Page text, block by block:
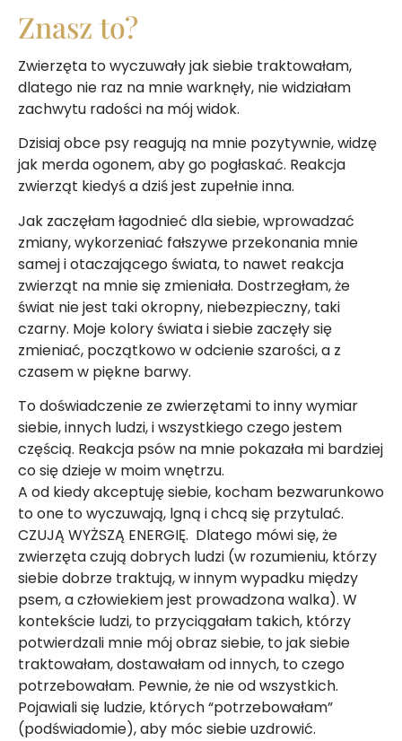
Znasz to?
Zwierzęta to wyczuwały jak siebie traktowałam,
dlatego nie raz na mnie warknęły, nie widziałam
zachwytu radości na mój widok.
Dzisiaj obce psy reagują na mnie pozytywnie, widzę
jak merda ogonem, aby go pogłaskać. Reakcja
zwierząt kiedyś a dziś jest zupełnie inna.
Jak zaczęłam łagodnieć dla siebie, wprowadzać
zmiany, wykorzeniać fałszywe przekonania mnie
samej i otaczającego świata, to nawet reakcja
zwierząt na mnie się zmieniała. Dostrzegłam, że
świat nie jest taki okropny, niebezpieczny, taki
czarny. Moje kolory świata i siebie zaczęły się
zmieniać, początkowo w odcienie szarości, a z
czasem w piękne barwy.
To doświadczenie ze zwierzętami to inny wymiar
siebie, innych ludzi, i wszystkiego czego jestem
częścią. Reakcja psów na mnie pokazała mi bardziej
co się dzieje w moim wnętrzu.
A od kiedy akceptuję siebie, kocham bezwarunkowo
to one to wyczuwają, lgną i chcą się przytulać.
CZUJĄ WYŻSZĄ ENERGIĘ. Dlatego mówi się, że
zwierzęta czują dobrych ludzi (w rozumieniu, którzy
siebie dobrze traktują, w innym wypadku między
psem, a człowiekiem jest prowadzona walka). W
kontekście ludzi, to przyciągałam takich, którzy
potwierdzali mnie mój obraz siebie, to jak siebie
traktowałam, dostawałam od innych, to czego
potrzebowałam. Pewnie, że nie od wszystkich.
Pojawiali się ludzie, których “potrzebowałam”
(podświadomie), aby móc siebie uzdrowić.